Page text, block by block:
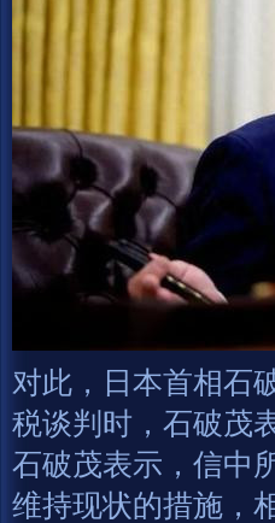
对此，日本首相石
税谈判时，石破茂
石破茂表示，信中
维持现状的措施，